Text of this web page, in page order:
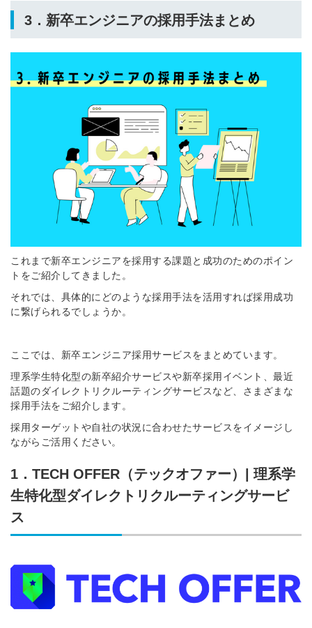
3．新卒エンジニアの採用手法まとめ
これまで新卒エンジニアを採用する課題と成功のためのポイン
トをご紹介してきました。
それでは、具体的にどのような採用手法を活用すれば採用成功
に繋げられるでしょうか。
ここでは、新卒エンジニア採用サービスをまとめています。
理系学生特化型の新卒紹介サービスや新卒採用イベント、最近
話題のダイレクトリクルーティングサービスなど、さまざまな
採用手法をご紹介します。
採用ターゲットや自社の状況に合わせたサービスをイメージし
ながらご活用ください。
1．TECH OFFER（テックオファー）| 理系学
生特化型ダイレクトリクルーティングサービ
ス
する
忘れですか？
許可なく投稿すること
簡単10秒！無料会員登録
採用課題の解決、新しい採用の
取り組みなどを取材したインタ
採用にまつわる独自の調査レポ
ートが届く
採用に役立つ記事・資料が届く
メールアドレス
※ログインIDとなります
同意のうえ
他サービスIDで登録
はありません